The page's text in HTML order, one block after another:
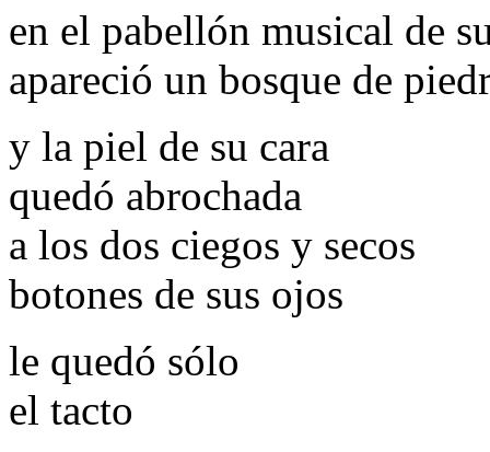
en el pabellón musical de
apareció un bosque de
y la piel de su cara
quedó abrochada
a los dos ciegos y secos
botones de sus ojos
le quedó sólo
el tacto